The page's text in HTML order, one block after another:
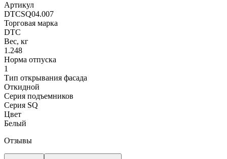
Артикул
DTCSQ04.007
Торговая марка
DTC
Вес, кг
1.248
Норма отпуска
1
Тип открывания фасада
Откидной
Серия подъемников
Серия SQ
Цвет
Белый
Отзывы